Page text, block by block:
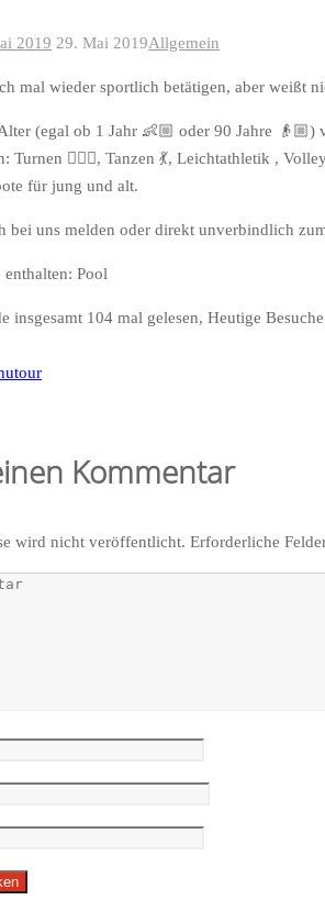
2019 29. Mai 2019Allgemein
mal wieder sportlich betätigen, aber weißt
(egal ob 1 Jahr 👶🏼 oder 90 Jahre
Turnen 🤸🏽‍♂️, Tanzen 💃, Leichtathletik ,
für jung und alt.
bei uns melden oder direkt unverbindlich
insgesamt 104 mal gelesen, Heutige
Kommentar
wird nicht veröffentlicht. Erforderliche